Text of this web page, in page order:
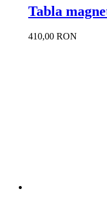
Tabla
410,00 RON